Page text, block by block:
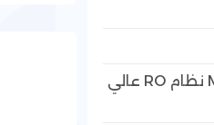
MRS-600HE-II نظام RO عالي